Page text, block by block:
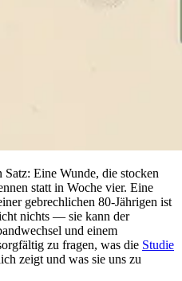
Satz: Eine Wunde, die stocken
statt in Woche vier. Eine
gebrechlichen 80-Jährigen ist
nichts — sie kann der
und einem
zu fragen, was die Studie
zeigt und was sie uns zu